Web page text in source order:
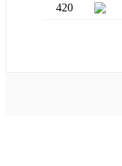
420